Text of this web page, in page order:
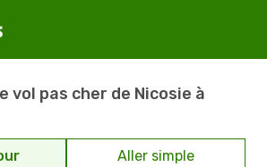
vol pas cher de Nicosie à
Aller simple